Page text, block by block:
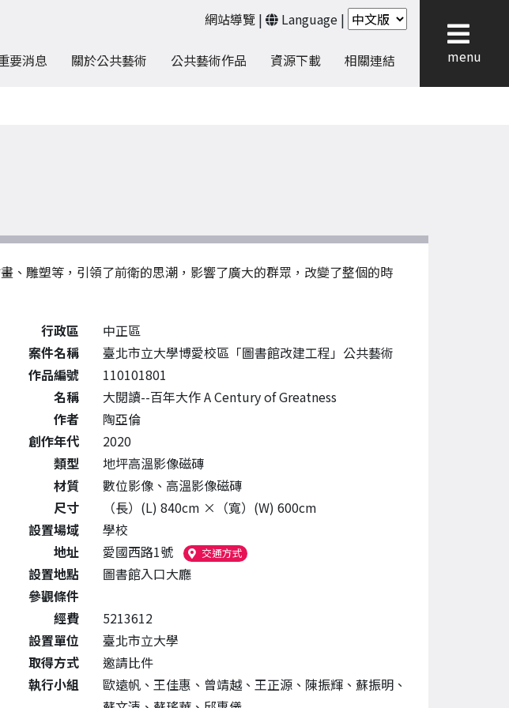
網站導覽 | Language |
要消息 關於公共藝術 公共藝術作品 資源下載 相關連結 menu
、雕塑等，引領了前衛的思潮，影響了廣大的群眾，改變了整個的時
藝術作品詳細資料
行政區
中正區
案件名稱
臺北市立大學博愛校區「圖書館改建工程」公共藝術
作品編號
110101801
名稱
大閱讀--百年大作 A Century of Greatness
作者
陶亞倫
創作年代
2020
類型
地坪高溫影像磁磚
材質
數位影像、高溫影像磁磚
尺寸
（長）(L) 840cm ×（寬）(W) 600cm
設置場域
學校
地址
愛國西路1號 交通方式（另開新視窗）
設置地點
圖書館入口大廳
參觀條件
經費
5213612
設置單位
臺北市立大學
取得方式
邀請比件
執行小組
歐遠帆、王佳惠、曾靖越、王正源、陳振輝、蘇振明、